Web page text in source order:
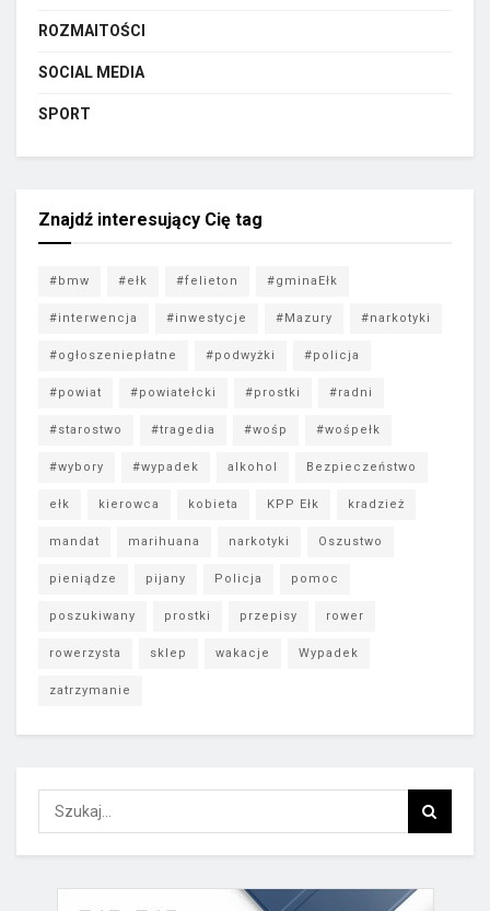
ROZMAITOŚCI
SOCIAL MEDIA
SPORT
Znajdź interesujący Cię tag
#bmw #ełk #felieton #gminaEłk
#interwencja #inwestycje #Mazury #narkotyki
#ogłoszeniepłatne #podwyżki #policja
#powiat #powiatełcki #prostki #radni
#starostwo #tragedia #wośp #wośpełk
#wybory #wypadek alkohol Bezpieczeństwo
ełk kierowca kobieta KPP Ełk kradzież
mandat marihuana narkotyki Oszustwo
pieniądze pijany Policja pomoc
poszukiwany prostki przepisy rower
rowerzysta sklep wakacje Wypadek
zatrzymanie